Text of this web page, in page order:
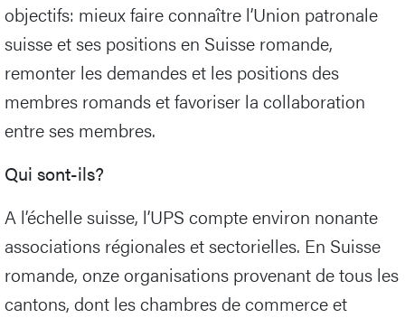
objectifs: mieux faire connaître l’Union patronale
suisse et ses positions en Suisse romande,
remonter les demandes et les positions des
membres romands et favoriser la collaboration
entre ses membres.
Qui sont-ils?
A l’échelle suisse, l’UPS compte environ nonante
associations régionales et sectorielles. En Suisse
romande, onze organisations provenant de tous les
cantons, dont les chambres de commerce et